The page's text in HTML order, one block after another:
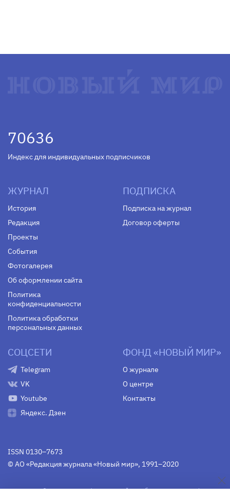
70636
Индекс для индивидуальных подписчиков
ЖУРНАЛ
История
Редакция
Проекты
События
Фотогалерея
Об оформлении сайта
Политика
конфиденциальности
Политика обработки
персональных данных
ПОДПИСКА
Подписка на журнал
Договор оферты
СОЦСЕТИ
Telegram
VK
Youtube
Яндекс. Дзен
ФОНД «НОВЫЙ МИР»
О журнале
О центре
Контакты
ISSN 0130–7673
© АО «Редакция журнала «Новый мир», 1991–2020
Свидетельство Федеральной службы по надзору в сфере